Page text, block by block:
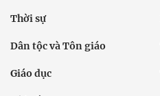
Thời sự
Dân tộc và Tôn giáo
Giáo dục